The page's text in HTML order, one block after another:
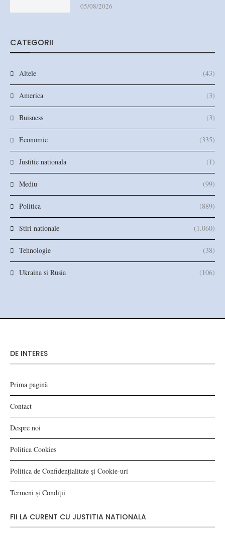
05/08/2026
CATEGORII
Altele (43)
America (3)
Buisness (3)
Economie (335)
Justitie nationala (1)
Mediu (99)
Politica (889)
Stiri nationale (1.060)
Tehnologie (38)
Ukraina si Rusia (106)
DE INTERES
Prima pagină
Contact
Despre noi
Politica Cookies
Politica de Confidențialitate și Cookie-uri
Termeni și Condiții
FII LA CURENT CU JUSTITIA NATIONALA